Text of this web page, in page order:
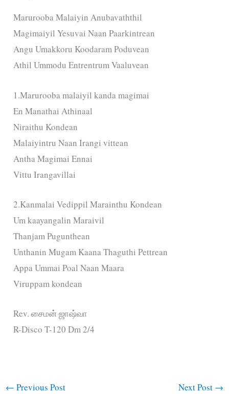
Marurooba Malaiyin Anubavaththil
Magimaiyil Yesuvai Naan Paarkintrean
Angu Umakkoru Koodaram Poduvean
Athil Ummodu Entrentrum Vaaluvean
1.Marurooba malaiyil kanda magimai
En Manathai Athinaal
Niraithu Kondean
Malaiyintru Naan Irangi vittean
Antha Magimai Ennai
Vittu Irangavillai
2.Kanmalai Vedippil Marainthu Kondean
Um kaayangalin Maraivil
Thanjam Pugunthean
Unthanin Mugam Kaana Thaguthi Pettrean
Appa Ummai Poal Naan Maara
Viruppam kondean
Rev. சைமன் ஜாஷ்வா
R-Disco T-120 Dm 2/4
← Previous Post Next Post →